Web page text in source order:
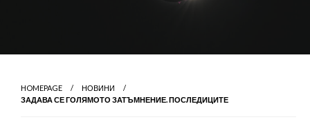
HOMEPAGE
НОВИНИ
ЗАДАВА СЕ ГОЛЯМОТО ЗАТЪМНЕНИЕ. ПОСЛЕДИЦИТЕ